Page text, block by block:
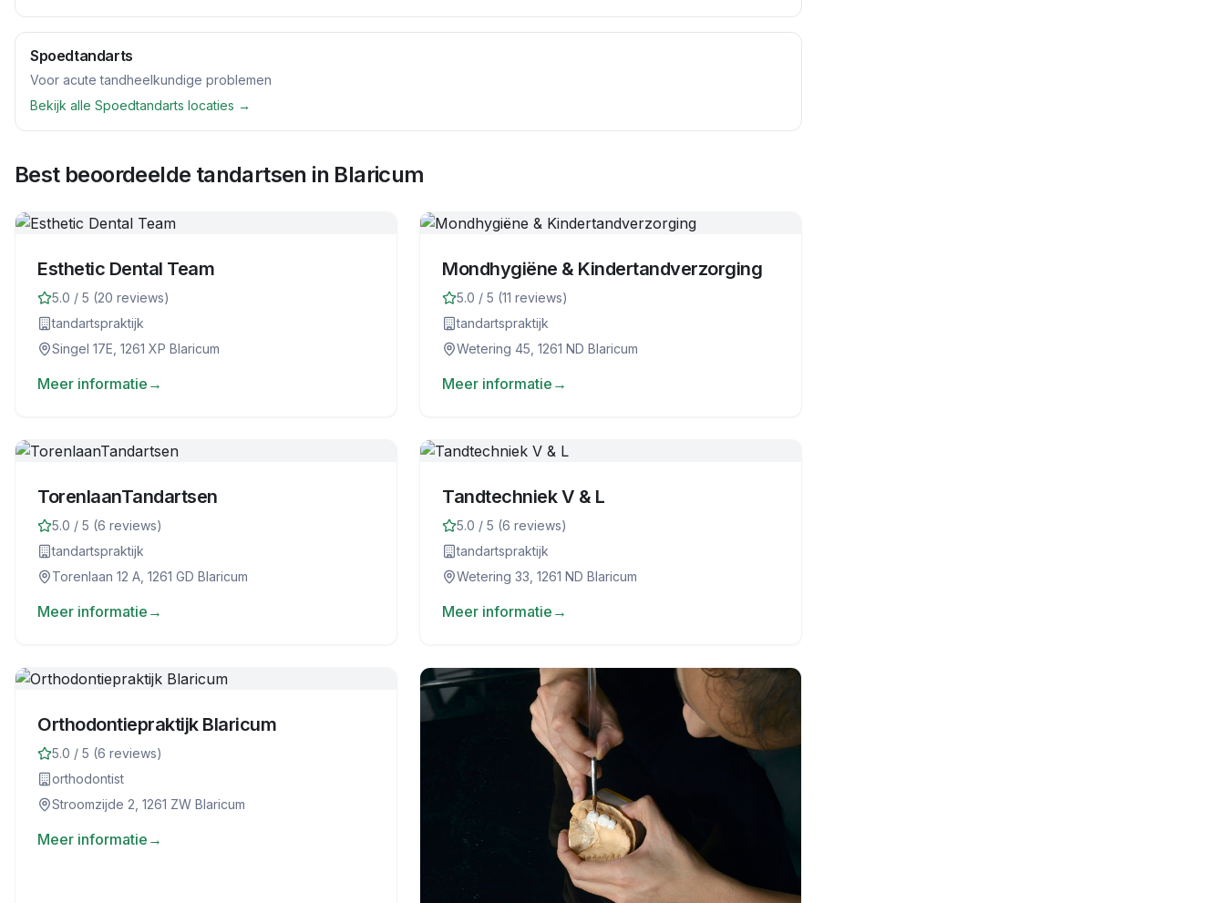
Spoedtandarts
Voor acute tandheelkundige problemen
Bekijk alle Spoedtandarts locaties →
Best beoordeelde tandartsen in Blaricum
Esthetic Dental Team
5.0 / 5 (20 reviews)
tandartspraktijk
Singel 17E, 1261 XP Blaricum
Meer informatie →
Mondhygiëne & Kindertandverzorging
5.0 / 5 (11 reviews)
tandartspraktijk
Wetering 45, 1261 ND Blaricum
Meer informatie →
TorenlaanTandartsen
5.0 / 5 (6 reviews)
tandartspraktijk
Torenlaan 12 A, 1261 GD Blaricum
Meer informatie →
Tandtechniek V & L
5.0 / 5 (6 reviews)
tandartspraktijk
Wetering 33, 1261 ND Blaricum
Meer informatie →
Orthodontiepraktijk Blaricum
5.0 / 5 (6 reviews)
orthodontist
Stroomzijde 2, 1261 ZW Blaricum
Meer informatie →